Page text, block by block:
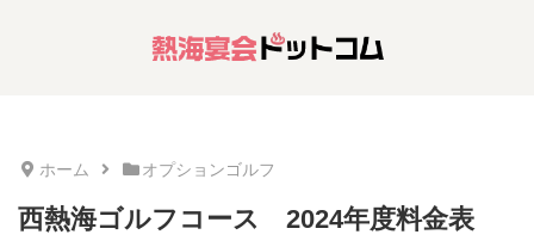
ホーム オプションゴルフ
西熱海ゴルフコース 2024年度料金表